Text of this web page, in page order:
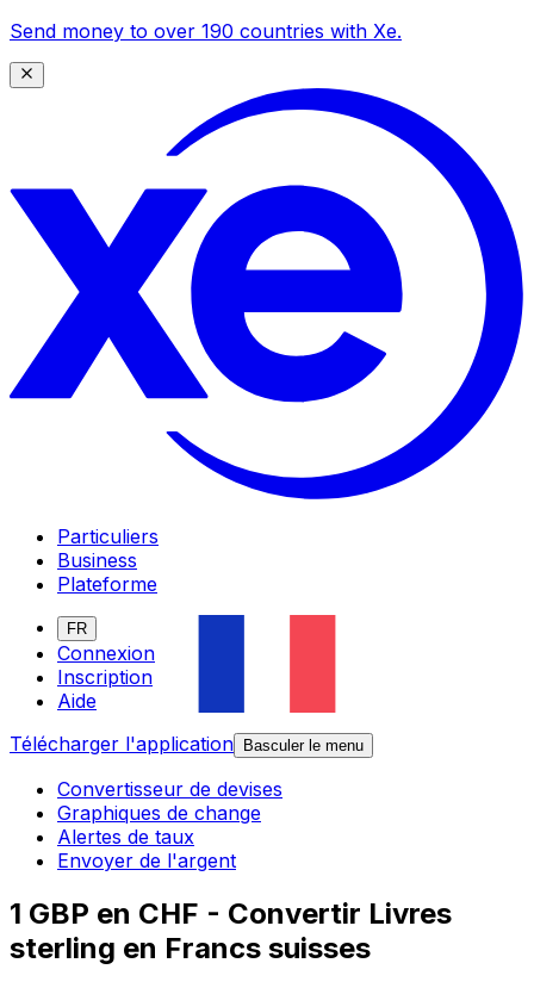
Send money to over 190 countries with Xe.
Particuliers
Business
Plateforme
FR
Connexion
Inscription
Aide
Télécharger l'application
Basculer le menu
Convertisseur de devises
Graphiques de change
Alertes de taux
Envoyer de l'argent
1 GBP en CHF - Convertir Livres
sterling en Francs suisses